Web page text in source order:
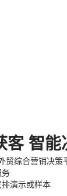
客 智能
贸综合营销决策
演示或样本